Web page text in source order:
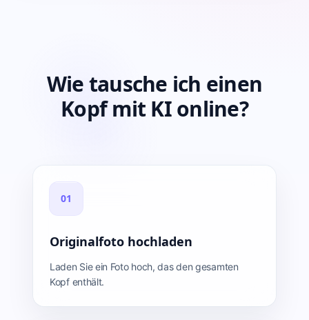
Wie tausche ich einen
Kopf mit KI online?
01
Originalfoto hochladen
Laden Sie ein Foto hoch, das den gesamten
Kopf enthält.